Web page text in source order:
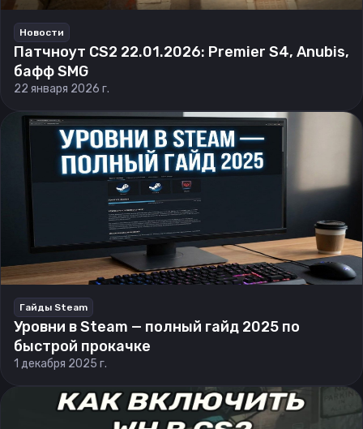
Новости
Патчноут CS2 22.01.2026: Premier S4, Anubis,
бафф SMG
22 января 2026 г.
Гайды Steam
Уровни в Steam — полный гайд 2025 по
быстрой прокачке
1 декабря 2025 г.